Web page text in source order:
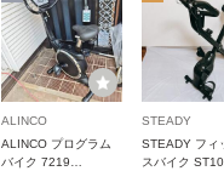
ALINCO
ALINCO プログラム
バイク 7219
STEADY
STEADY フィ
スバイク